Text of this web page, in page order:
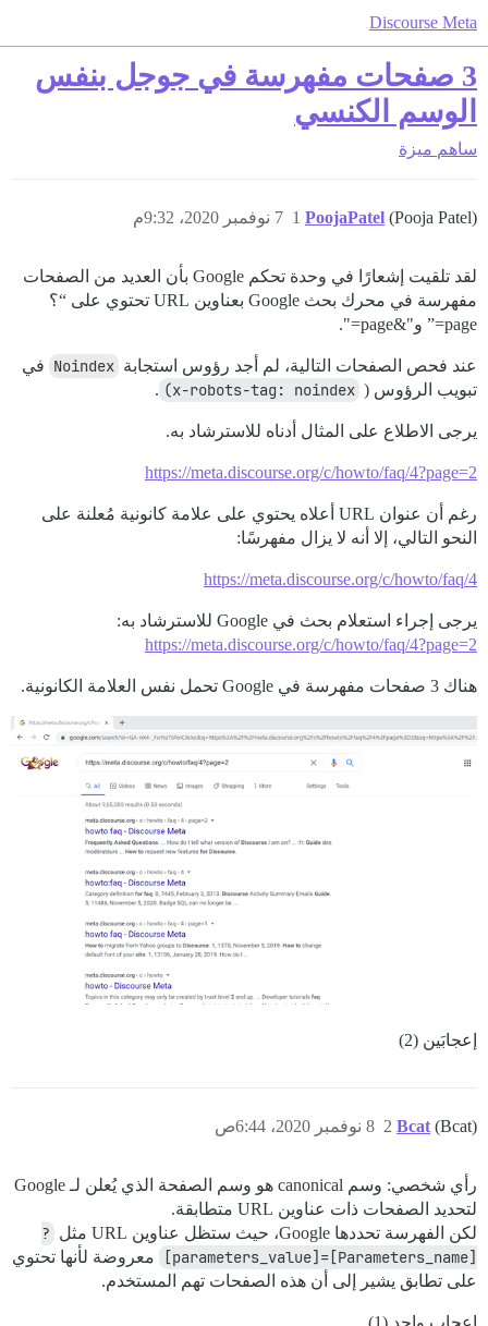
Discourse Meta
3 صفحات مفهرسة في جوجل بنفس
الوسم الكنسي
ساهم ميزة
PoojaPatel (Pooja Patel) 7 نوفمبر 2020، 9:32م 1
لقد تلقيت إشعارًا في وحدة تحكم Google بأن العديد من الصفحات
مفهرسة في محرك بحث Google بعناوين URL تحتوي على “؟
page=” و"&page=".
عند فحص الصفحات التالية، لم أجد رؤوس استجابة Noindex في
تبويب الرؤوس ( x-robots-tag: noindex)
.
يرجى الاطلاع على المثال أدناه للاسترشاد به.
https://meta.discourse.org/c/howto/faq/4?page=2
رغم أن عنوان URL أعلاه يحتوي على علامة كانونية مُعلنة على
النحو التالي، إلا أنه لا يزال مفهرسًا:
https://meta.discourse.org/c/howto/faq/4
يرجى إجراء استعلام بحث في Google للاسترشاد به:
https://meta.discourse.org/c/howto/faq/4?page=2
هناك 3 صفحات مفهرسة في Google تحمل نفس العلامة الكانونية.
إعجابَين (2)
Bcat (Bcat) 8 نوفمبر 2020، 6:44ص 2
رأي شخصي: وسم canonical هو وسم الصفحة الذي يُعلن لـ Google
لتحديد الصفحات ذات عناوين URL متطابقة.
لكن الفهرسة تحددها Google، حيث ستظل عناوين URL مثل
?
[Parameters_name]=[parameters_value]
معروضة لأنها تحتوي
على تطابق يشير إلى أن هذه الصفحات تهم المستخدم.